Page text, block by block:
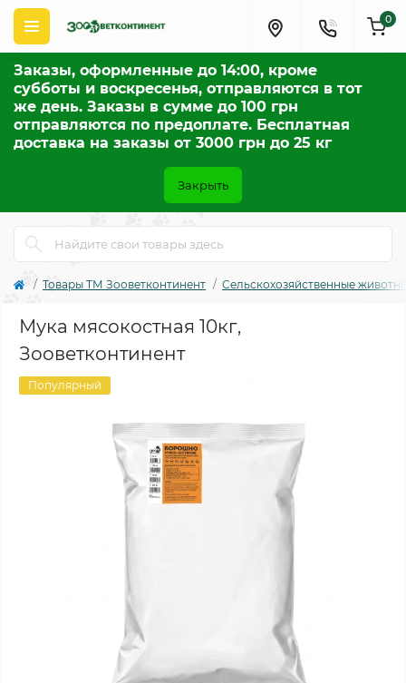
Заказы, оформленные до 14:00, кроме
субботы и воскресенья, отправляются в тот
же день. Заказы в сумме до 100 грн
отправляются по предоплате. Бесплатная
доставка на заказы от 3000 грн до 25 кг
Закрыть
0
Товары ТМ Зооветконтинент Сельскохозяйственные
Мука мясокостная 10кг,
Зооветконтинент
Популярный